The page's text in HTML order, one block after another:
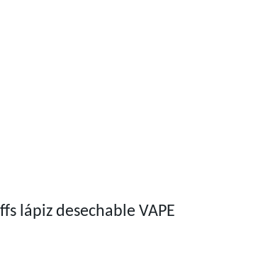
lápiz desechable VAPE